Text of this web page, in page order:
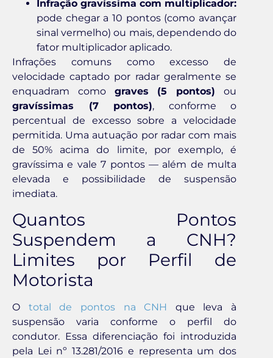
Infração gravíssima com multiplicador:
pode chegar a 10 pontos (como avançar
sinal vermelho) ou mais, dependendo do
fator multiplicador aplicado.
Infrações comuns como excesso de
velocidade captado por radar geralmente se
enquadram como graves (5 pontos) ou
gravíssimas (7 pontos), conforme o
percentual de excesso sobre a velocidade
permitida. Uma autuação por radar com mais
de 50% acima do limite, por exemplo, é
gravíssima e vale 7 pontos — além de multa
elevada e possibilidade de suspensão
imediata.
Quantos Pontos
Suspendem a CNH?
Limites por Perfil de
Motorista
O total de pontos na CNH que leva à
suspensão varia conforme o perfil do
condutor. Essa diferenciação foi introduzida
pela Lei nº 13.281/2016 e representa um dos